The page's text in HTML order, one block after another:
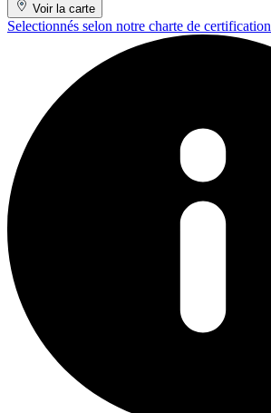
Voir la carte
Selectionnés selon notre charte de certification